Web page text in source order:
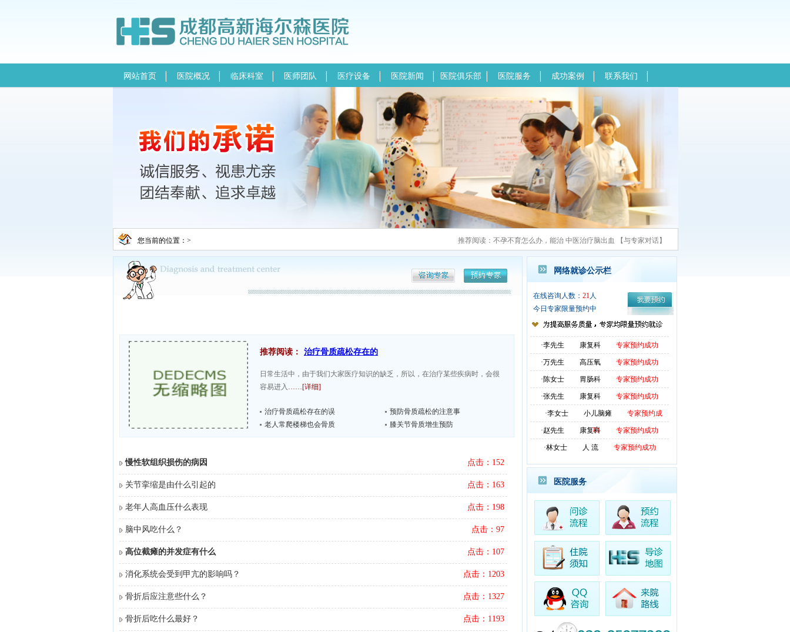
网站首页 医院概况 临床科室 医师团队 医疗设备 医院新闻 医院俱乐部 医院服务 成功案例 联系我们
您当前的位置：> 推荐阅读： 不孕不育怎么办，能治 中医治疗脑出血 【与专家对话】
推荐阅读： 治疗骨质疏松存在的
日常生活中，由于我们大家医疗知识的缺乏，所以，在治疗某些疾病时，会很
容易进入 ……[详细]
治疗骨质疏松存在的误
预防骨质疏松的注意事
老人常爬楼梯也会骨质
膝关节骨质增生预防
点击：152
慢性软组织损伤的病因
点击：163
关节挛缩是由什么引起的
点击：198
老年人高血压什么表现
点击：97
脑中风吃什么？
点击：107
高位截瘫的并发症有什么
点击：1203
消化系统会受到甲亢的影响吗？
点击：1327
骨折后应注意些什么？
点击：1193
骨折后吃什么最好？
网络就诊公示栏
在线咨询人数： 21人
今日专家限量预约中
·林先生 胃肠科 专家预约成功
·冯女士 妇 科 专家预约成功
·李先生 康复科 专家预约成功
·万先生 高压氧 专家预约成功
·陈女士 胃肠科 专家预约成功
·张先生 康复科 专家预约成功
·李女士 小儿脑瘫
专家预约成
功
·赵先生 康复科 专家预约成功
·林女士 人 流 专家预约成功
·李先生
·陈女士 胃肠科 专家预约成功
·张先生 康复科 专家预约成功
·王女士 阑尾炎 专家预约成功
·赵女士 康复科 专家预约成功
·林先生 康复科 专家预约成功
·杨女士 胃肠科 专家预约成功
·李先生 高压氧 专家预约成功
·万先生
医院服务